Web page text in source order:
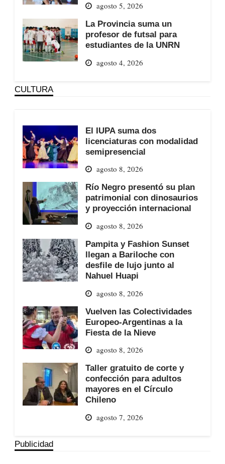
agosto 5, 2026
La Provincia suma un
profesor de futsal para
estudiantes de la UNRN
agosto 4, 2026
CULTURA
El IUPA suma dos
licenciaturas con modalidad
semipresencial
agosto 8, 2026
Río Negro presentó su plan
patrimonial con dinosaurios
y proyección internacional
agosto 8, 2026
Pampita y Fashion Sunset
llegan a Bariloche con
desfile de lujo junto al
Nahuel Huapi
agosto 8, 2026
Vuelven las Colectividades
Europeo-Argentinas a la
Fiesta de la Nieve
agosto 8, 2026
Taller gratuito de corte y
confección para adultos
mayores en el Círculo
Chileno
agosto 7, 2026
Publicidad